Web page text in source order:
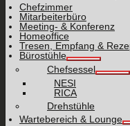
Chefzimmer
Mitarbeiterbüro
Meeting- & Konferenz
Homeoffice
Tresen, Empfang &
Bürostühle
Chefsessel
NESI
RICA
Drehstühle
Wartebereich & Lounge